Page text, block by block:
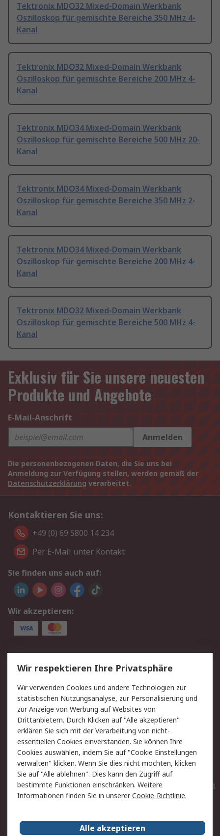
Tektronix MDO32 Mixed-Domain Werkbank
Oszilloskop für gemischte Bereiche 350 MHz 4-
Kanal
Tektronix MDO32 Mixed-Domain Werkbank
Oszilloskop für gemischte Bereiche 200 MHz 4-
Kanal
Tektronix MDO34 Mixed-Domain Werkbank
Oszilloskop für gemischte Bereiche 500 MHz 20-
Kanal
Tektronix MDO34 Mixed-Domain Werkbank
Oszilloskop für gemischte Bereiche 350 MHz 2-
Kanal
Tektronix MDO34 Mixed-Domain Werkbank
Oszilloskop für gemischte Bereiche 200 MHz 4-
Kanal
Tektronix MDO32 Mixed-Domain Werkbank
Oszilloskop für gemischte Bereiche 500 MHz 4-
Kanal
Exklusiv für Sie unsere neuesten
Produkte und Angebote
E-Mail-Anschrift
Anmelden
Die personenbezogenen Daten, die Sie uns bei
Anmeldung zur Verfügung stellen, werden gemäß der
Datenschutzerklärung verarbeitet.
Kontaktieren Sie uns:
+49 (0) 69 5800 14 234
Per E-Mail unter Kontakt
Sie finden uns auch auf:
Wir akzeptieren:
Service
Value Added Services
Lieferlösungen
Rücksendungen
Kontakt
Hilfe
Privatkunden
Rechtliches
AGB
Datenschutz
Cookie-Richtlinie
Zahlungsbedingungen
Copyright/Impressum
Entsorgung
Elektrogeräte/Batterien
RS weltweit
Wir respektieren Ihre Privatsphäre
Wir verwenden Cookies und andere Technologien zur
statistischen Nutzungsanalyse, zur Personalisierung und
zur Anzeige von Werbung auf Websites von
Drittanbietern. Durch Klicken auf "Alle akzeptieren"
erklären Sie sich mit der Verarbeitung von nicht-
essentiellen Cookies einverstanden. Sie können Ihre
Cookies auswählen, indem Sie auf "Cookie Einstellungen
verwalten" klicken. Wenn Sie dies nicht möchten, klicken
Sie auf "Alle ablehnen". Dies kann den Zugriff auf
bestimmte Funktionen einschränken. Weitere
Informationen finden Sie in unsererCookie-Richtlinie.
Alle akzeptieren